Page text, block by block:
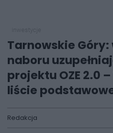
Tarnowskie
naboru
projektu OZE 2.0
liście
Redakcja